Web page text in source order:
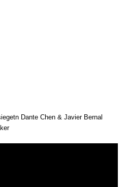
Dante Chen & Javier Bernal